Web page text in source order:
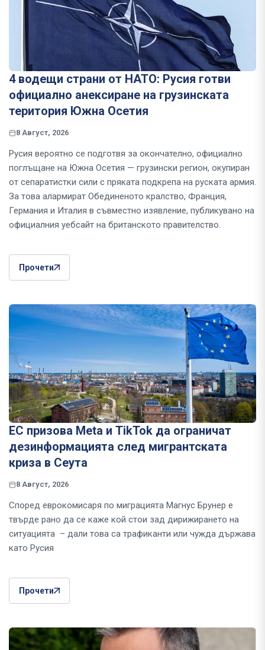
4 водещи страни от НАТО: Русия готви
официално анексиране на грузинската
територия Южна Осетия
8 Август, 2026
Русия вероятно се подготвя за окончателно, официално
поглъщане на Южна Осетия — грузински регион, окупиран
от сепаратистки сили с пряката подкрепа на руската армия.
За това алармират Обединеното кралство, Франция,
Германия и Италия в съвместно изявление, публикувано на
официалния уебсайт на британското правителство.
Прочети
ЕС призова Meta и TikTok да ограничат
дезинформацията след мигрантската
криза в Сеута
8 Август, 2026
Според еврокомисаря по миграцията Магнус Брунер е
твърде рано да се каже кой стои зад дирижирането на
ситуацията – дали това са трафиканти или чужда държава
като Русия
Прочети